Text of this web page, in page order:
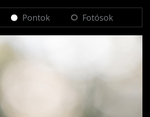
Pontok Fotósok